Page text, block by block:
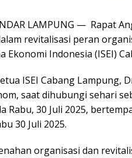
LAMPUNG — Rapat
revitalisasi peran
Ekonomi Indonesia (ISEI)
ISEI Cabang Lampung,
saat dihubungi sehari
Rabu, 30 Juli 2025,
30 Juli 2025.
organisasi dan